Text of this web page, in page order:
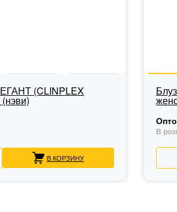
(CLINPLEX
В КОРЗИНУ
В